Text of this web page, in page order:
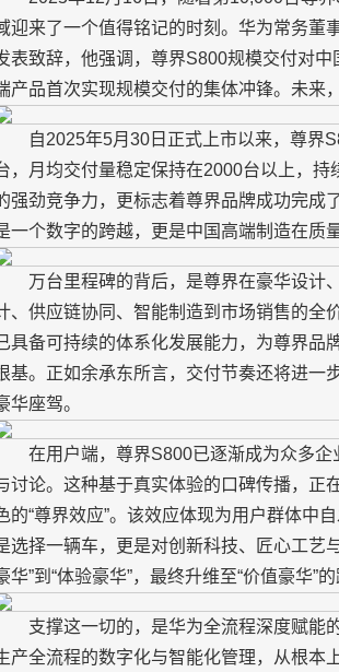
迎来了一个值得铭记的时刻。华为常务董
表致辞，他强调，尊界S800规模交付对
产品首次实现规模交付的集体冲锋。未来
自2025年5月30日正式上市以来，尊界
，月均交付量稳定保持在2000台以上，
强劲竞争力，更标志着尊界品牌成功完成
一个数字的跨越，更是中国高端制造在质
万台里程碑的背后，是尊界在豪华设计
、供应链协同、智能制造到市场销售的全
具备可持续的体系化发展能力，为尊界品
基。正如余承东所言，交付节奏还将进一
华座驾。
在用户端，尊界S800已逐渐成为众多企
讨论。这种基于真实体验的口碑传播，正
的“尊界效应”。该效应体现为用户群体中
选择一辆车，更是对创新科技、匠心工艺
华”到“体验豪华”，最终升维至“价值豪华”的
支撑这一切的，是华为全流程深度赋能
产全流程的数字化与智能化管理，从根本